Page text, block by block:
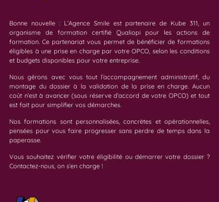
Bonne nouvelle : L’Agence Smile est partenaire de Kube 311, un
organisme de formation certifié Qualiopi pour les actions de
formation. Ce partenariat vous permet de bénéficier de formations
éligibles à une prise en charge par votre OPCO, selon les conditions
et budgets disponibles pour votre entreprise.
Nous gérons avec vous tout l’accompagnement administratif, du
montage du dossier à la validation de la prise en charge. Aucun
coût n’est à avancer (sous réserve d’accord de votre OPCO) et tout
est fait pour simplifier vos démarches.
Nos formations sont personnalisées, concrètes et opérationnelles,
pensées pour vous faire progresser sans perdre de temps dans la
paperasse.
Vous souhaitez vérifier votre éligibilité ou démarrer votre dossier ?
Contactez-nous, on s’en charge !